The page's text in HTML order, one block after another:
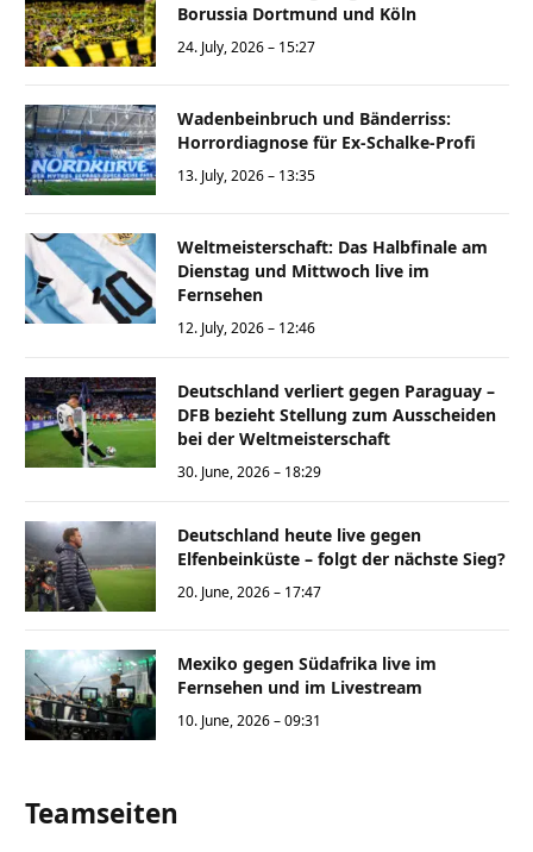
Borussia Dortmund und Köln
24. July, 2026 – 15:27
Wadenbeinbruch und Bänderriss:
Horrordiagnose für Ex-Schalke-Profi
13. July, 2026 – 13:35
Weltmeisterschaft: Das Halbfinale am
Dienstag und Mittwoch live im
Fernsehen
12. July, 2026 – 12:46
Deutschland verliert gegen Paraguay –
DFB bezieht Stellung zum Ausscheiden
bei der Weltmeisterschaft
30. June, 2026 – 18:29
Deutschland heute live gegen
Elfenbeinküste – folgt der nächste Sieg?
20. June, 2026 – 17:47
Mexiko gegen Südafrika live im
Fernsehen und im Livestream
10. June, 2026 – 09:31
Teamseiten